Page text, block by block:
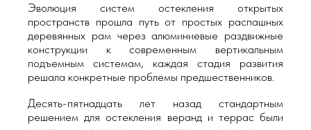
Эволюция систем остекления открытых
пространств прошла путь от простых распашных
деревянных рам через алюминиевые раздвижные
конструкции к современным вертикальным
подъемным системам, каждая стадия развития
решала конкретные проблемы предшественников.
Десять-пятнадцать лет назад стандартным
решением для остекления веранд и террас были